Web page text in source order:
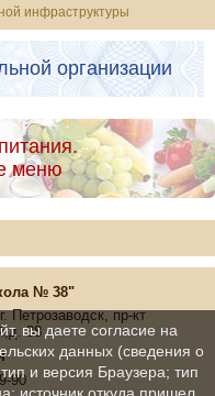
инфраструктуры
организации
меню
№ 38"
Петрозаводск, пр-кт
38
90
вы даете согласие на
данных (сведения о
и версия Браузера; тип